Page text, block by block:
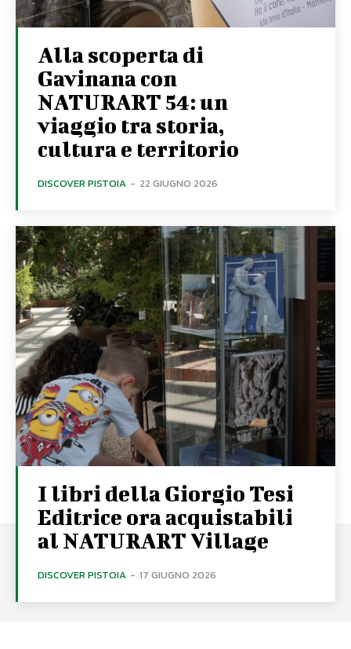
Alla scoperta di
Gavinana con
NATURART 54: un
viaggio tra storia,
cultura e territorio
DISCOVER PISTOIA - 22 GIUGNO 2026
I libri della Giorgio Tesi
Editrice ora acquistabili
al NATURART Village
DISCOVER PISTOIA - 17 GIUGNO 2026